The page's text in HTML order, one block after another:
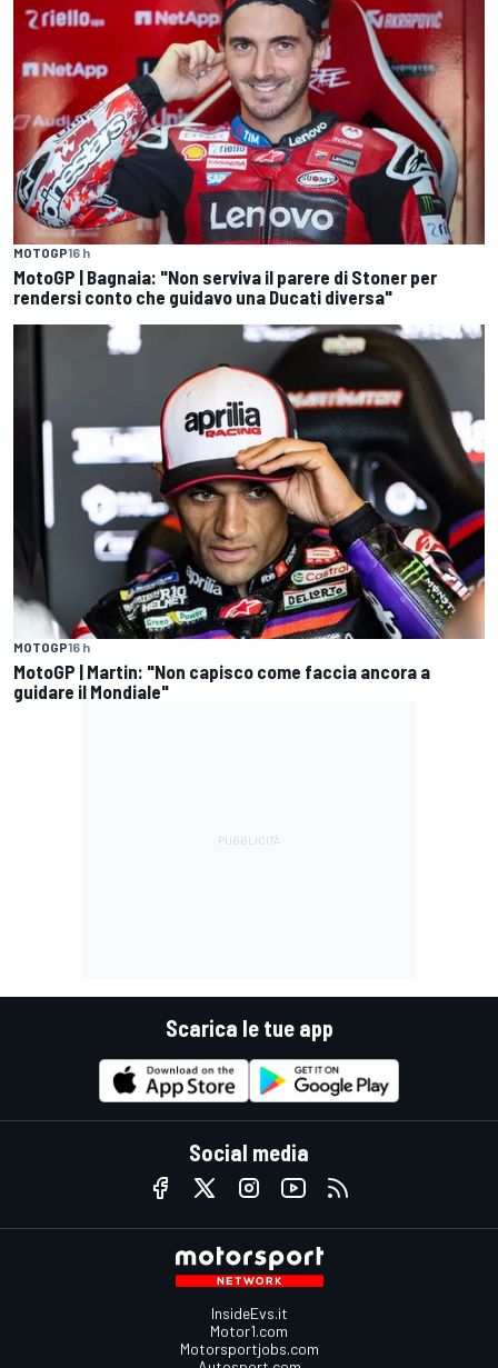
MOTOGP16 h
MotoGP | Bagnaia: "Non serviva il parere di Stoner per
rendersi conto che guidavo una Ducati diversa"
MOTOGP16 h
MotoGP | Martin: "Non capisco come faccia ancora a
guidare il Mondiale"
Scarica le tue app
Social media
InsideEvs.it
Motor1.com
Motorsportjobs.com